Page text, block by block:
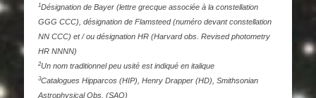
1Désignation de Bayer (lettre grecque associée à la constellation
GGG CCC), désignation de Flamsteed (numéro devant constellation
NN CCC) et / ou désignation HR (Harvard obs. Revised photometry
HR NNNN)
2Un nom traditionnel peu usité est indiqué en italique
3Catalogues Hipparcos (HIP), Henry Drapper (HD), Smithsonian
Astrophysical Obs. (SAO)